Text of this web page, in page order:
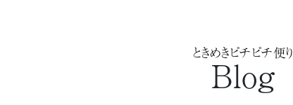
ときめきピチピチ便り
Blog